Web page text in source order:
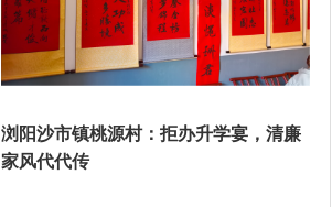
浏阳沙市镇桃源村：拒办升学宴，清廉
家风代代传